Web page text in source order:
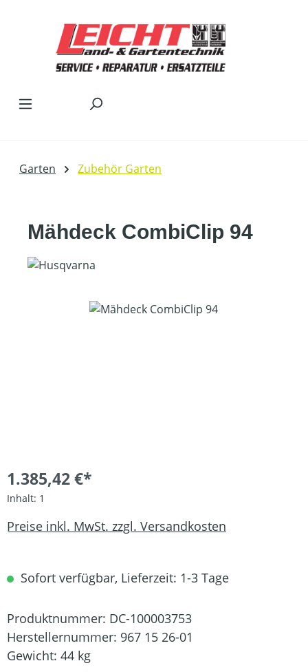
Garten Zubehör Garten
Mähdeck CombiClip 94
Bildergalerie überspringen
1.385,42 €*
Inhalt: 1
Preise inkl. MwSt. zzgl. Versandkosten
Sofort verfügbar, Lieferzeit: 1-3 Tage
Produktnummer: DC-100003753
Herstellernummer: 967 15 26-01
Gewicht: 44 kg